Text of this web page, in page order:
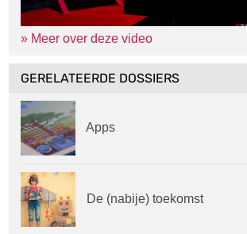
» Meer over deze video
GERELATEERDE DOSSIERS
Apps
De (nabije) toekomst